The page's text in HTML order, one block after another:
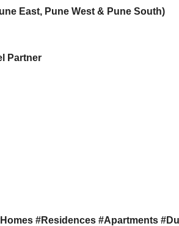
East, Pune West & Pune South)
Partner
#Residences #Apartments